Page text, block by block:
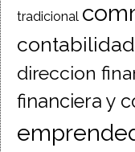
tradicional
contabilidad
direccion
financiera y